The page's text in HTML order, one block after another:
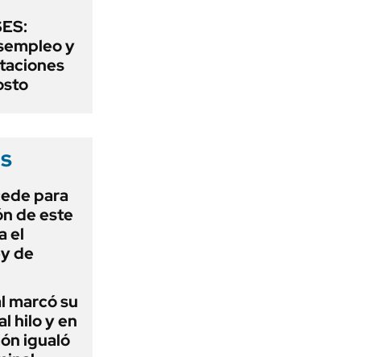
y
para
de este
el
de
marcó su
hilo y en
igualó